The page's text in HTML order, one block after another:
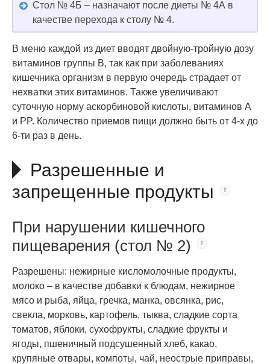
Стол № 4Б – назначают после диеты № 4А в
качестве перехода к столу № 4.
В меню каждой из диет вводят двойную-тройную дозу
витаминов группы B, так как при заболеваниях
кишечника организм в первую очередь страдает от
нехватки этих витаминов. Также увеличивают
суточную норму аскорбиновой кислоты, витаминов A
и PP. Количество приемов пищи должно быть от 4-х до
6-ти раз в день.
Разрешенные и
запрещенные продукты
При нарушении кишечного
пищеварения (стол № 2)
Разрешены: нежирные кисломолочные продукты,
молоко – в качестве добавки к блюдам, нежирное
мясо и рыба, яйца, гречка, манка, овсянка, рис,
свекла, морковь, картофель, тыква, сладкие сорта
томатов, яблоки, сухофрукты, сладкие фрукты и
ягоды, пшеничный подсушенный хлеб, какао,
крупяные отвары, компоты, чай, неострые приправы,